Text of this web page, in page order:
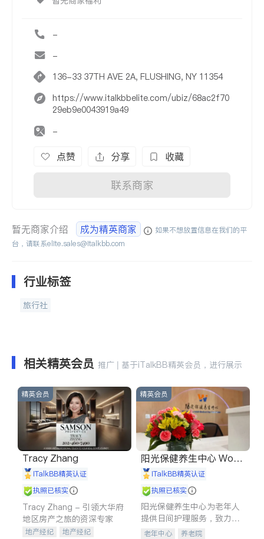
-
-
136-33 37TH AVE 2A, FLUSHING, NY 11354
https://www.italkbbelite.com/ubiz/68ac2f70
29eb9e0043919a49
-
点赞 分享 收藏
联系商家
暂无商家介绍 成为精英商家
如果不想放置信息在我们的平
台，请联系elite.sales@italkbb.com
行业标签
旅行社
相关精英会员 推广 | 基于iTalkBB精英会员，进行展示
精英会员
Tracy Zhang
iTalkBB精英认证
执照已核实
Tracy Zhang - 引领大华府
地区房产之旅的资深专家
地产经纪
地产经纪
精英会员
阳光保健养生中心 World
shine
iTalkBB精英认证
执照已核实
阳光保健养生中心为老年人
提供日间护理服务，致力于
通过持续的护理创新来有效
老年中心 养老院